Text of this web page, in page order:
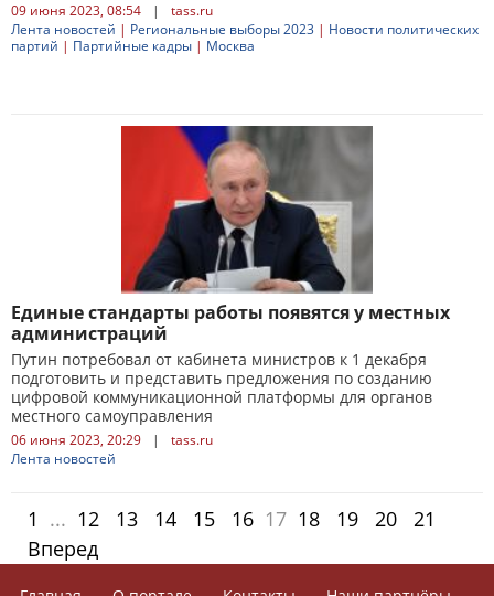
09 июня 2023, 08:54 |
tass.ru
Лента новостей | Региональные выборы 2023 | Новости политических
партий | Партийные кадры | Москва
Единые стандарты работы появятся у местных
администраций
Путин потребовал от кабинета министров к 1 декабря
подготовить и представить предложения по созданию
цифровой коммуникационной платформы для органов
местного самоуправления
06 июня 2023, 20:29 |
tass.ru
Лента новостей
1 ... 12 13 14 15 16 17 18 19 20
21
Вперед